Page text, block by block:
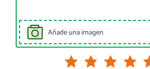
Añade una imagen